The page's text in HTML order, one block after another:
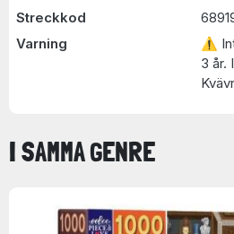
Streckkod
Varning
⚠
3 år.
I SAMMA GENRE